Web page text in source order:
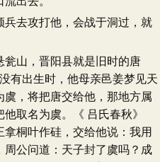
去攻打他，会战于洞过，就
山，晋阳县就是旧时的唐
有出生时，他母亲邑姜梦见天
，将把唐交给他，那地方属
取名为虞。《 吕氏春秋》
桐叶作硅，交给他说：我用
公问道：天子封了虞吗？成